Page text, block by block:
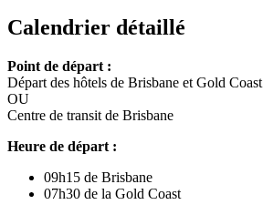
Calendrier détaillé
Point de départ :
Départ des hôtels de Brisbane et Gold Coast
OU
Centre de transit de Brisbane
Heure de départ :
09h15 de Brisbane
07h30 de la Gold Coast